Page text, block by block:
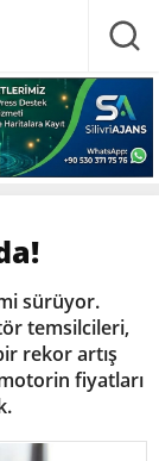
sürüyor.
temsilcileri,
rekor artış
fiyatları